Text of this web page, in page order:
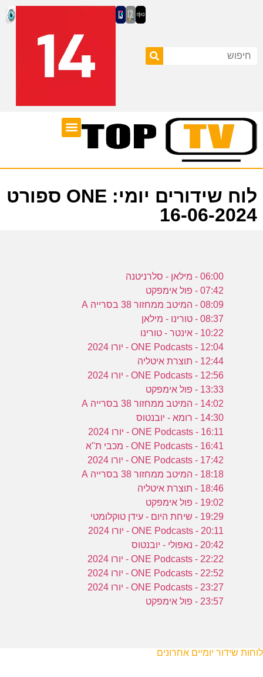
לוח שידורים יומי: ONE ספורט
16-06-2024
06:00 - מילאן - סלרניטנה
07:42 - פול אימפקט
08:09 - המיטב ממחזור 38 בסרייה A
08:37 - טורינו - מילאן
10:22 - אינטר - טורינו
12:04 - ONE Podcasts - יורו 2024
12:44 - תוצרת איטליה
12:56 - ONE Podcasts - יורו 2024
13:33 - פול אימפקט
14:02 - המיטב ממחזור 38 בסרייה A
14:30 - רומא - יובנטוס
16:11 - ONE Podcasts - יורו 2024
16:41 - ONE Podcasts - מכבי ת''א
17:42 - ONE Podcasts - יורו 2024
18:18 - המיטב ממחזור 38 בסרייה A
18:46 - תוצרת איטליה
19:02 - פול אימפקט
19:29 - שיחת היום - עידן טוקלומטי
20:11 - ONE Podcasts - יורו 2024
20:42 - נאפולי - יובנטוס
22:22 - ONE Podcasts - יורו 2024
22:52 - ONE Podcasts - יורו 2024
23:27 - ONE Podcasts - יורו 2024
23:57 - פול אימפקט
לוחות שידור יומיים אחרונים